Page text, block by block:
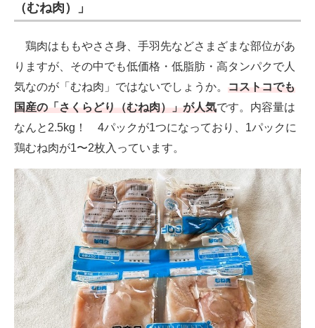
（むね肉）」
鶏肉はももやささ身、手羽先などさまざまな部位があ
りますが、その中でも低価格・低脂肪・高タンパクで人
気なのが「むね肉」ではないでしょうか。 コストコでも
国産の「さくらどり（むね肉）」が人気です。内容量は
なんと2.5kg！ 4パックが1つになっており、1パックに
鶏むね肉が1〜2枚入っています。